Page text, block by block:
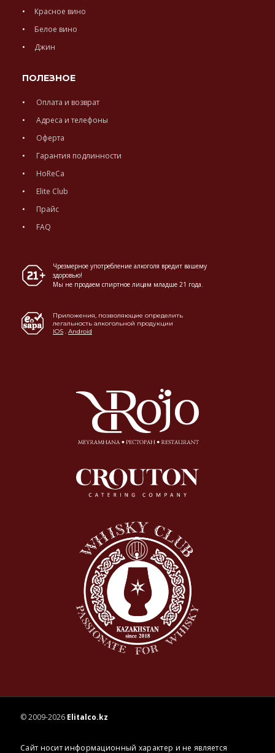
Красное вино
Белое вино
Джин
ПОЛЕЗНОЕ
Оплата и возврат
Адреса и телефоны
Оферта
Гарантия подлинности
HoReCa
Elite Club
Прайс
FAQ
Чрезмерное употребление алкоголя вредит вашему
здоровью!
Мы не продаем спиртное лицам младше 21 года.
Приложения, позволяющие определить
легальность алкогольной продукции
IOS . Android
© 2009-2026 Elitalco.kz
Сайт носит информационный характер и не является